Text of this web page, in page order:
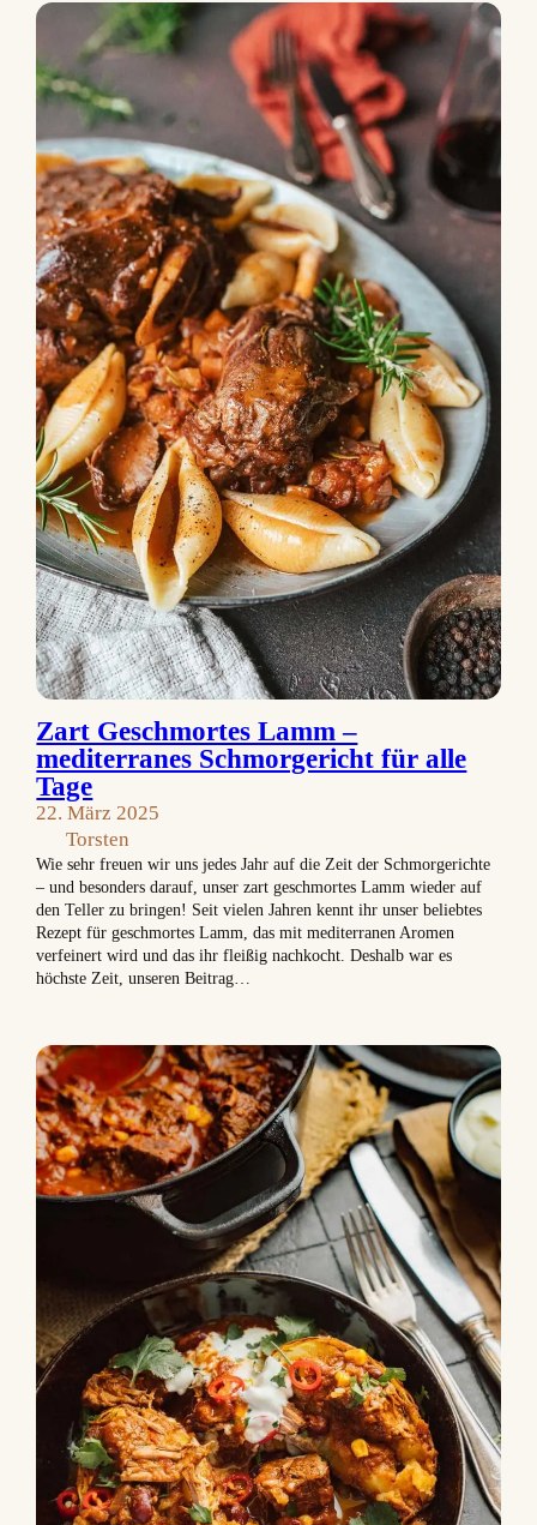
Zart Geschmortes Lamm –
mediterranes Schmorgericht für alle
Tage
22. März 2025
Torsten
Wie sehr freuen wir uns jedes Jahr auf die Zeit der Schmorgerichte
– und besonders darauf, unser zart geschmortes Lamm wieder auf
den Teller zu bringen! Seit vielen Jahren kennt ihr unser beliebtes
Rezept für geschmortes Lamm, das mit mediterranen Aromen
verfeinert wird und das ihr fleißig nachkocht. Deshalb war es
höchste Zeit, unseren Beitrag…